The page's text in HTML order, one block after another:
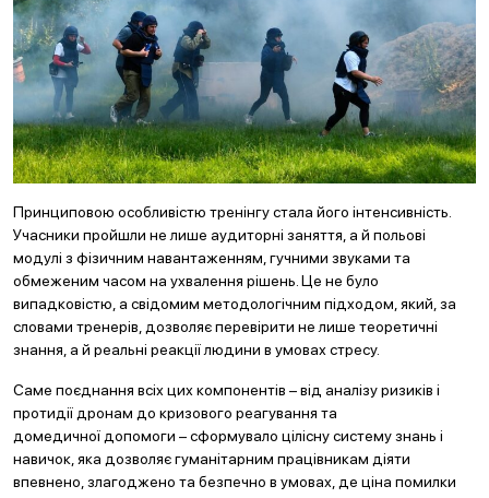
Принциповою особливістю тренінгу стала його інтенсивність.
Учасники пройшли не лише аудиторні заняття, а й польові
модулі з фізичним навантаженням, гучними звуками та
обмеженим часом на ухвалення рішень. Це не було
випадковістю, а свідомим методологічним підходом, який, за
словами тренерів, дозволяє перевірити не лише теоретичні
знання, а й реальні реакції людини в умовах стресу.
Саме поєднання всіх цих компонентів – від аналізу ризиків і
протидії дронам до кризового реагування та
домедичної допомоги – сформувало цілісну систему знань і
навичок, яка дозволяє гуманітарним працівникам діяти
впевнено, злагоджено та безпечно в умовах, де ціна помилки